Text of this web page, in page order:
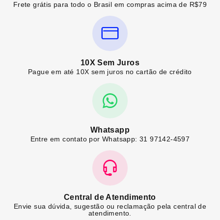
Frete grátis para todo o Brasil em compras acima de R$79
10X Sem Juros
Pague em até 10X sem juros no cartão de crédito
Whatsapp
Entre em contato por Whatsapp: 31 97142-4597
Central de Atendimento
Envie sua dúvida, sugestão ou reclamação pela central de
atendimento.